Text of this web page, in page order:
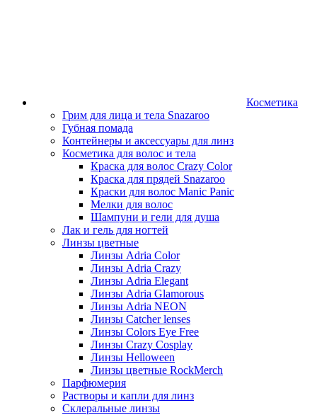
Косметика
Грим для лица и тела Snazaroo
Губная помада
Контейнеры и аксессуары для линз
Косметика для волос и тела
Краска для волос Crazy Color
Краска для прядей Snazaroo
Краски для волос Manic Panic
Мелки для волос
Шампуни и гели для душа
Лак и гель для ногтей
Линзы цветные
Линзы Adria Color
Линзы Adria Crazy
Линзы Adria Elegant
Линзы Adria Glamorous
Линзы Adria NEON
Линзы Catcher lenses
Линзы Colors Eye Free
Линзы Crazy Cosplay
Линзы Helloween
Линзы цветные RockMerch
Парфюмерия
Растворы и капли для линз
Склеральные линзы